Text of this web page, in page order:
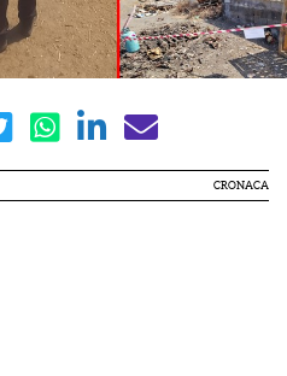
CRONACA